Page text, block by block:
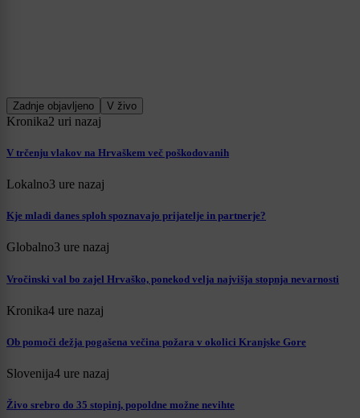
Zadnje objavljeno V živo
Kronika2 uri nazaj
V trčenju vlakov na Hrvaškem več poškodovanih
Lokalno3 ure nazaj
Kje mladi danes sploh spoznavajo prijatelje in partnerje?
Globalno3 ure nazaj
Vročinski val bo zajel Hrvaško, ponekod velja najvišja stopnja nevarnosti
Kronika4 ure nazaj
Ob pomoči dežja pogašena večina požara v okolici Kranjske Gore
Slovenija4 ure nazaj
Živo srebro do 35 stopinj, popoldne možne nevihte